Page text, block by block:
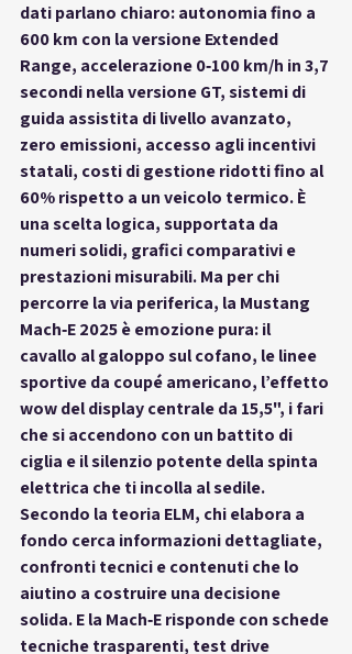
dati parlano chiaro: autonomia fino a
600 km con la versione Extended
Range, accelerazione 0‑100 km/h in 3,7
secondi nella versione GT, sistemi di
guida assistita di livello avanzato,
zero emissioni, accesso agli incentivi
statali, costi di gestione ridotti fino al
60% rispetto a un veicolo termico. È
una scelta logica, supportata da
numeri solidi, grafici comparativi e
prestazioni misurabili. Ma per chi
percorre la via periferica, la Mustang
Mach‑E 2025 è emozione pura: il
cavallo al galoppo sul cofano, le linee
sportive da coupé americano, l’effetto
wow del display centrale da 15,5", i fari
che si accendono con un battito di
ciglia e il silenzio potente della spinta
elettrica che ti incolla al sedile.
Secondo la teoria ELM, chi elabora a
fondo cerca informazioni dettagliate,
confronti tecnici e contenuti che lo
aiutino a costruire una decisione
solida. E la Mach‑E risponde con schede
tecniche trasparenti, test drive